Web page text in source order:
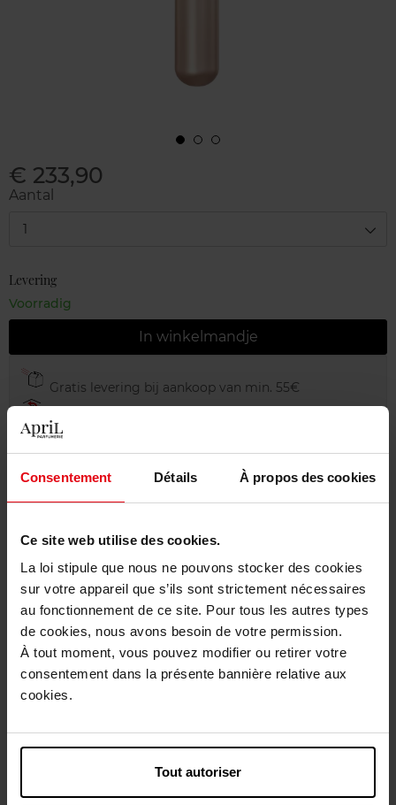
Consentement Détails À propos des cookies
Ce site web utilise des cookies.
La loi stipule que nous ne pouvons stocker des cookies
sur votre appareil que s’ils sont strictement nécessaires
au fonctionnement de ce site. Pour tous les autres types
de cookies, nous avons besoin de votre permission.
À tout moment, vous pouvez modifier ou retirer votre
consentement dans la présente bannière relative aux
cookies.
Tout autoriser
€ 233,90
Aantal
1
Levering
Voorradig
In winkelmandje
Gratis levering bij aankoop van min. 55€
Gratis retour in je winkelpunt
Gratis verpakking
Gebruiksadvies
Karakteristieken
Review Beleid inzake klantbeoordelingen
Nog iets vergeten ?